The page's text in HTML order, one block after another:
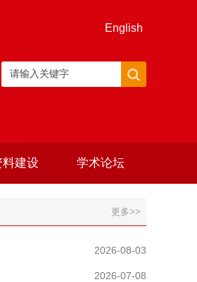
English
料建设 学术论坛
更多>>
2026-08-03
2026-07-08